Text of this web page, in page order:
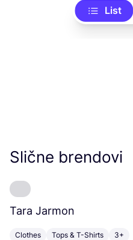
List
Slične brendovi
Tara Jarmon
Clothes Tops & T-Shirts 3+